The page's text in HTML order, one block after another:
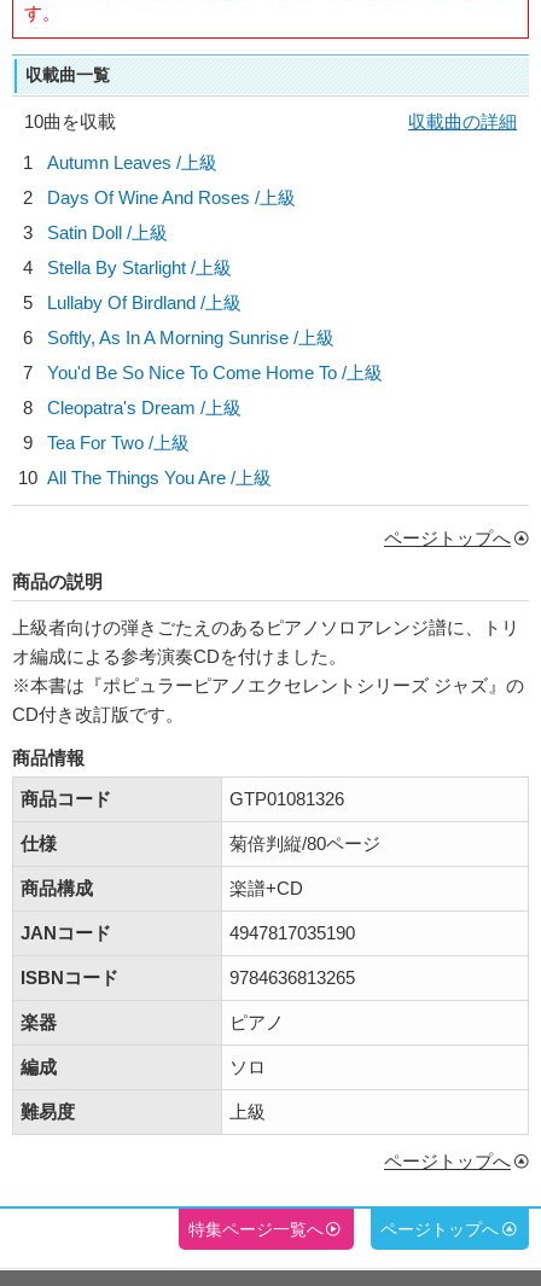
す。
収載曲一覧
10曲を収載
収載曲の詳細
1
Autumn Leaves /上級
2
Days Of Wine And Roses /上級
3
Satin Doll /上級
4
Stella By Starlight /上級
5
Lullaby Of Birdland /上級
6
Softly, As In A Morning Sunrise /上級
7
You'd Be So Nice To Come Home To /上級
8
Cleopatra's Dream /上級
9
Tea For Two /上級
10 All The Things You Are /上級
ページトップへ
商品の説明
上級者向けの弾きごたえのあるピアノソロアレンジ譜に、トリ
オ編成による参考演奏CDを付けました。
※本書は『ポピュラーピアノエクセレントシリーズ ジャズ』の
CD付き改訂版です。
商品情報
商品コード
GTP01081326
仕様 菊倍判縦/80ページ
商品構成 楽譜+CD
JANコード 4947817035190
ISBNコード 9784636813265
楽器 ピアノ
編成 ソロ
難易度 上級
ページトップへ
特集ページ一覧へ ページトップへ